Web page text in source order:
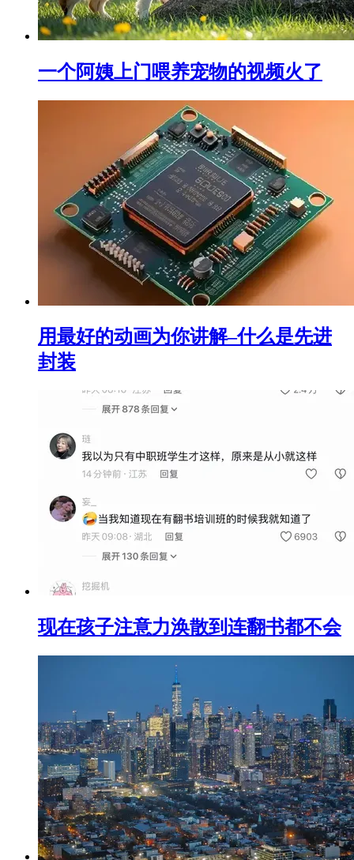
一个阿姨上门喂养宠物的视频火了
用最好的动画为你讲解–什么是先进
封装
现在孩子注意力涣散到连翻书都不会